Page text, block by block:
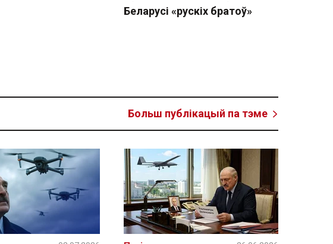
Беларусі «рускіх братоў»
Больш публікацый па тэме